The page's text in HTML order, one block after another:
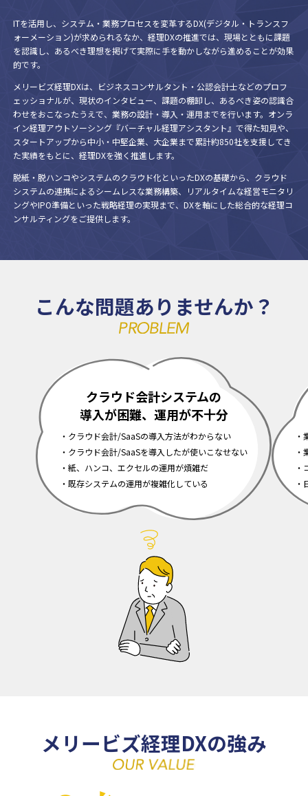
ITを活用し、システム・業務プロセスを変革するDX(デジタル・トランスフ
ォーメーション)が求められるなか、経理DXの推進では、現場とともに課題
を認識し、あるべき理想を掲げて実際に手を動かしながら進めることが効果
的です。
メリービズ経理DXは、ビジネスコンサルタント・公認会計士などのプロフ
ェッショナルが、現状のインタビュー、課題の棚卸し、あるべき姿の認識合
わせをおこなったうえで、業務の設計・導入・運用までを行います。オンラ
イン経理アウトソーシング『バーチャル経理アシスタント』で得た知見や、
スタートアップから中小・中堅企業、大企業まで累計約850社を支援してき
た実績をもとに、経理DXを強く推進します。
脱紙・脱ハンコやシステムのクラウド化といったDXの基礎から、クラウド
システムの連携によるシームレスな業務構築、リアルタイムな経営モニタリ
ングやIPO準備といった戦略経理の実現まで、DXを軸にした総合的な経理コ
ンサルティングをご提供します。
こんな問題ありませんか？
クラウド会計システムの
導入が困難、運用が不十分
クラウド会計/SaaSの導入方法がわからない
クラウド会計/SaaSを導入したが使いこなせない
紙、ハンコ、エクセルの運用が煩雑だ
既存システムの運用が複雑化している
メリービズ経理DXの強み